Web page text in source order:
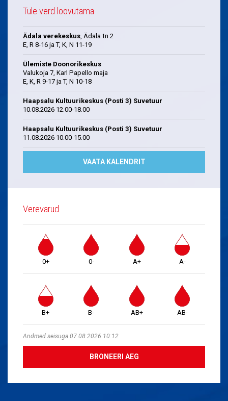
Tule verd loovutama
Ädala verekeskus, Ädala tn 2
E, R 8-16 ja T, K, N 11-19
Ülemiste Doonorikeskus
Valukoja 7, Karl Papello maja
E, K, R 9-17 ja T, N 10-18
Haapsalu Kultuurikeskus (Posti 3) Suvetuur
10.08.2026 12.00-18.00
Haapsalu Kultuurikeskus (Posti 3) Suvetuur
11.08.2026 10.00-15.00
VAATA KALENDRIT
Verevarud
0+ 0- A+ A-
B+ B- AB+ AB-
Andmed seisuga 07.08.2026 10:12
BRONEERI AEG